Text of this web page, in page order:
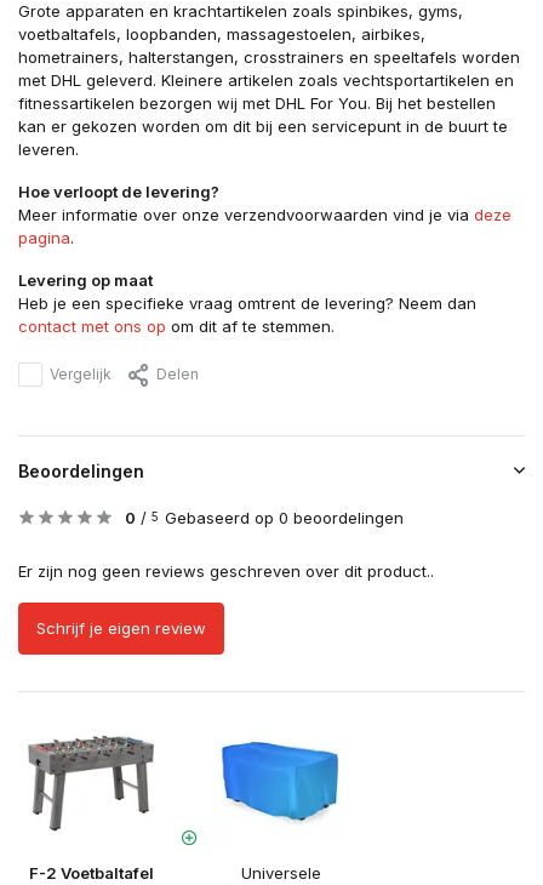
Grote apparaten en krachtartikelen zoals spinbikes, gyms,
voetbaltafels, loopbanden, massagestoelen, airbikes,
hometrainers, halterstangen, crosstrainers en speeltafels worden
met DHL geleverd. Kleinere artikelen zoals vechtsportartikelen en
fitnessartikelen bezorgen wij met DHL For You. Bij het bestellen
kan er gekozen worden om dit bij een servicepunt in de buurt te
leveren.
Hoe verloopt de levering?
Meer informatie over onze verzendvoorwaarden vind je via deze
pagina.
Levering op maat
Heb je een specifieke vraag omtrent de levering? Neem dan
contact met ons op om dit af te stemmen.
Vergelijk Delen
Beoordelingen
0 / 5 Gebaseerd op 0 beoordelingen
Er zijn nog geen reviews geschreven over dit product..
Schrijf je eigen review
F-2 Voetbaltafel
Universele